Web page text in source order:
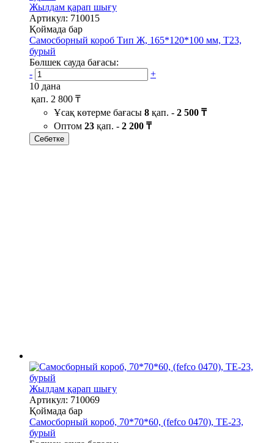
Жылдам қарап шығу
Артикул: 710015
Қоймада бар
Самосборный короб Тип Ж, 165*120*100 мм, Т23,
бурый
Бөлшек сауда бағасы:
-
+
10 дана
қап. 2 800 ₸
Ұсақ көтерме бағасы 8 қап. - 2 500 ₸
Оптом 23 қап. - 2 200 ₸
Себетке
Жылдам қарап шығу
Артикул: 710069
Қоймада бар
Самосборный короб, 70*70*60, (fefco 0470), ТЕ-23,
бурый